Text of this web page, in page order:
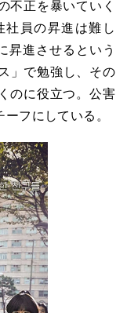
不正を暴いていく
社員の昇進は難し
昇進させるという
」で勉強し、その
のに役立つ。公害
フにしている。